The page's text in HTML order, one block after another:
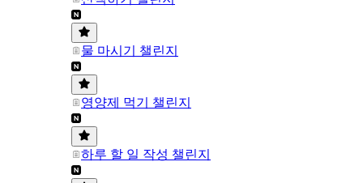
물 마시기 챌린지
영양제 먹기 챌린지
하루 할 일 작성 챌린지